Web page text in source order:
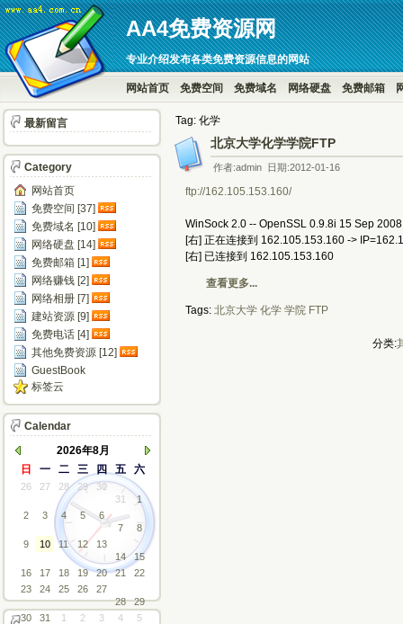
AA4免费资源网
专业介绍发布各类免费资源信息的网站
网站首页 免费空间 免费域名 网络硬盘 免费邮箱
Tag: 化学
北京大学化学学院FTP
作者:admin 日期:2012-01-16
ftp://162.105.153.160/
WinSock 2.0 -- OpenSSL 0.9.8i 15 Sep 2008
[右] 正在连接到 162.105.153.160 ->
[右] 已连接到 162.105.153.160
查看更多...
Tags: 北京大学 化学 学院 FTP
分类:
最新留言
Category
网站首页
免费空间 [37]
免费域名 [10]
网络硬盘 [14]
免费邮箱 [1]
网络赚钱 [2]
网络相册 [7]
建站资源 [9]
免费电话 [4]
其他免费资源 [12]
GuestBook
标签云
Calendar
2026年8月
日
一 二 三 四 五 六
26 27 28 29
30
31
1
2
3 4 5
6
7
8
9
10 11 12
13
14
15
16
17 18 19 20 21
22
23
24 25 26
27
28
29
30
31 1 2 3 4 5